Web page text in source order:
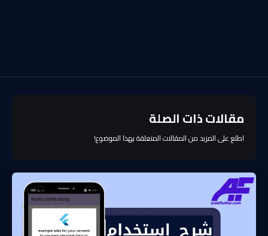
مقالات ذات الصلة
اطلع على المزيد من المقالات المتعلقة بهذا الموضوع!